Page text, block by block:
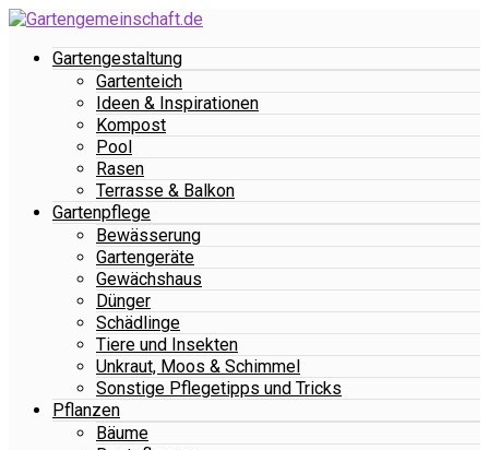
Gartengestaltung
Gartenteich
Ideen & Inspirationen
Kompost
Pool
Rasen
Terrasse & Balkon
Gartenpflege
Bewässerung
Gartengeräte
Gewächshaus
Dünger
Schädlinge
Tiere und Insekten
Unkraut, Moos & Schimmel
Sonstige Pflegetipps und Tricks
Pflanzen
Bäume